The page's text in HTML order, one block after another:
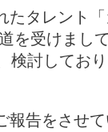
試合を観戦
たタレント
を受けまし
検討してお
報告をさせ